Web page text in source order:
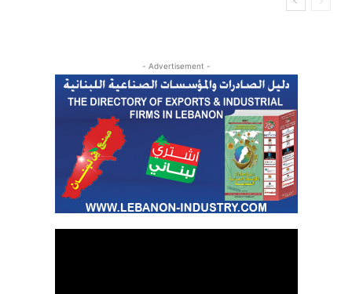
- Advertisement -